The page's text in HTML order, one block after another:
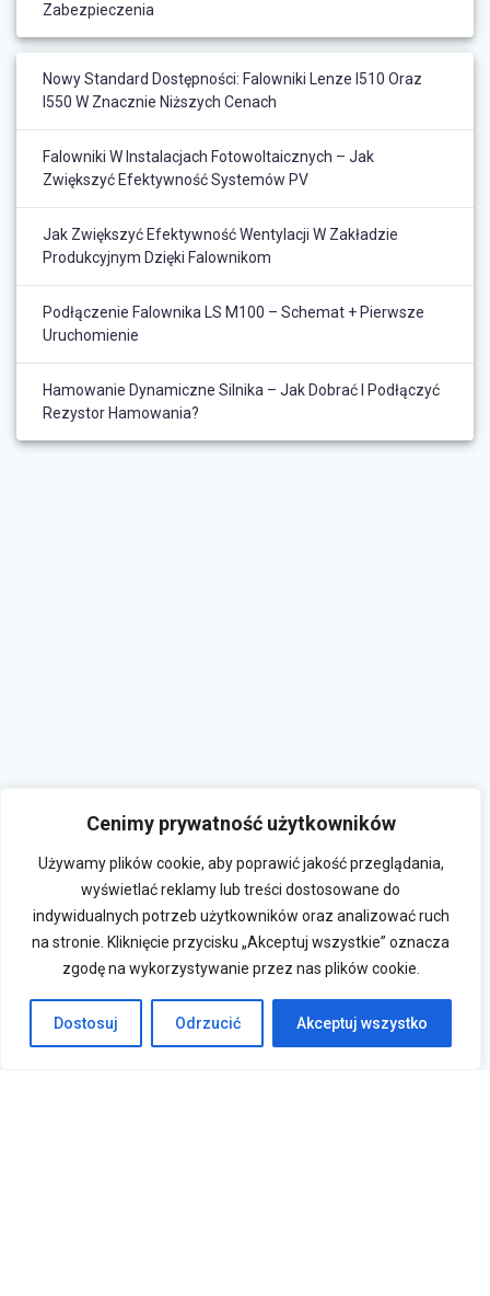
Cenimy prywatność użytkowników
Używamy plików cookie, aby poprawić jakość przeglądania,
wyświetlać reklamy lub treści dostosowane do
indywidualnych potrzeb użytkowników oraz analizować ruch
na stronie. Kliknięcie przycisku „Akceptuj wszystkie” oznacza
zgodę na wykorzystywanie przez nas plików cookie.
Dostosuj Odrzucić Akceptuj wszystko
Zabezpieczenia
Nowy Standard Dostępności: Falowniki Lenze I510 Oraz
I550 W Znacznie Niższych Cenach
Falowniki W Instalacjach Fotowoltaicznych – Jak
Zwiększyć Efektywność Systemów PV
Jak Zwiększyć Efektywność Wentylacji W Zakładzie
Produkcyjnym Dzięki Falownikom
Podłączenie Falownika LS M100 – Schemat + Pierwsze
Uruchomienie
Hamowanie Dynamiczne Silnika – Jak Dobrać I Podłączyć
Rezystor Hamowania?